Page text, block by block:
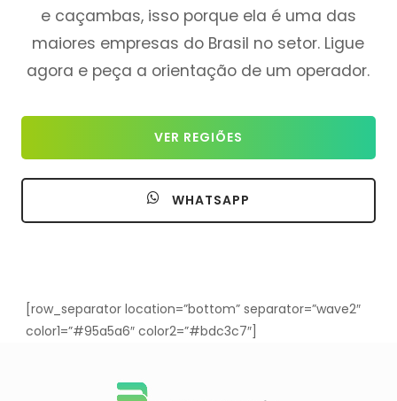
e caçambas, isso porque ela é uma das
maiores empresas do Brasil no setor. Ligue
agora e peça a orientação de um operador.
VER REGIÕES
WHATSAPP
[row_separator location=”bottom” separator=”wave2″
color1=”#95a5a6″ color2=”#bdc3c7″]